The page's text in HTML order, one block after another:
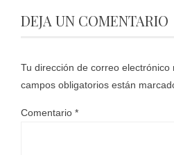
DEJA UN COMENTARIO
Tu dirección de correo electrónico
campos obligatorios están
Comentario *